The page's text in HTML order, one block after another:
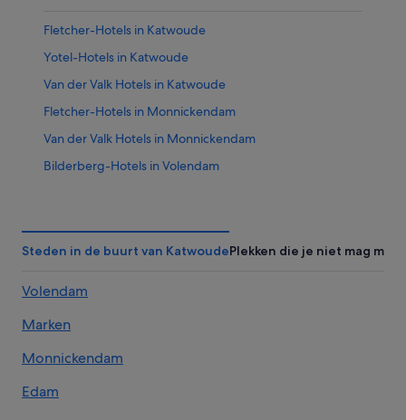
Fletcher-Hotels in Katwoude
Yotel-Hotels in Katwoude
Van der Valk Hotels in Katwoude
Fletcher-Hotels in Monnickendam
Van der Valk Hotels in Monnickendam
Bilderberg-Hotels in Volendam
Amrath Hotels in Volendam
Van der Valk Hotels in Volendam
Hotels in de buurt van Visafslag
Hotels in Monnickendam
Steden in de buurt van KatwoudePlekken die je niet mag
Volendam
Marken
Monnickendam
Edam